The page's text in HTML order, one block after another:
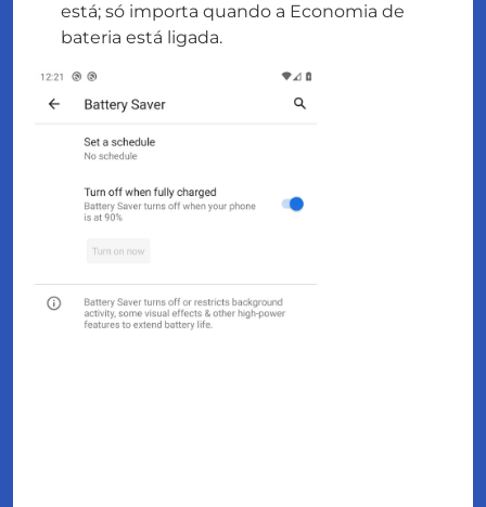
está; só importa quando a Economia de
bateria está ligada.